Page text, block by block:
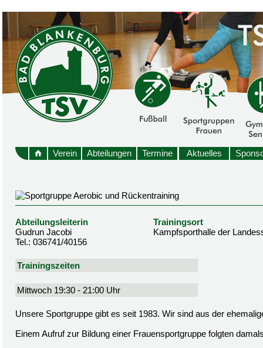
Verein Abteilungen Termine Aktuelles
Abteilungsleiterin
Gudrun Jacobi
Tel.: 036741/40156
Trainingsort
Kampfsporthalle der
Trainingszeiten
Mittwoch 19:30 - 21:00 Uhr
Unsere Sportgruppe gibt es seit 1983. Wir sind aus der
Einem Aufruf zur Bildung einer Frauensportgruppe folgten